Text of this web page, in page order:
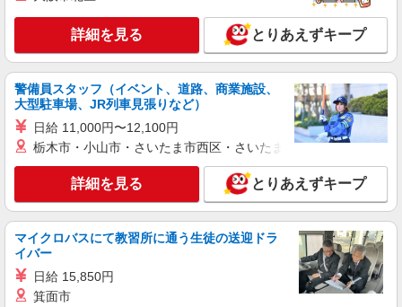
家電量販店内の携帯販売スタッフ
月給 247,340円 〜 247,340円 試用期間なし ※
経験・能力による 【試用期間】時給 0 円 〜 0 円
■ソフトバンク販売契約社員【人吉市エリア】
熊本県人吉市
キープ 詳細を見る
パート
ケーズデンキ人吉店
販売スタッフ
時給1,094円〜1,627円 ※経験・能力に応じて
（１分単位で別途全額支給） ■昇給・昇格制度あ
り □賞与あり（年２回） ■目標達成手当 ※全て当
詳細を見る とりあえずキープ
警備員スタッフ（イベント、道路、商業施設、
大型駐車場、JR列車見張りなど）
日給 11,000円〜12,100円
栃木市・小山市・さいたま市西区・さいたま市岩槻区・久喜市・
詳細を見る とりあえずキープ
マイクロバスにて教習所に通う生徒の送迎ドラ
イバー
日給 15,850円
箕面市